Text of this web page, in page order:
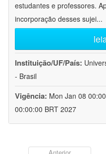
estudantes e professores.
incorporação desses sujei...
Instituição/UF/País:
- Brasil
Vigência: Mon Jan 08
00:00:00 BRT 2027